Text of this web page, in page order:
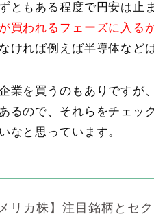
ともある程度で円安は止
買われるフェーズに入る
れば例えば半導体など
業を買うのもありですが
るので、それらをチェッ
なと思っています。
リカ株】注目銘柄とセ